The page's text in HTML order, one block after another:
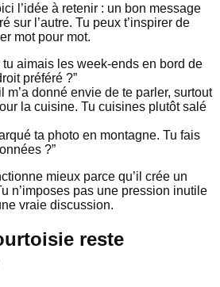
l’idée à retenir : un bon message
sur l’autre. Tu peux t’inspirer de
mot pour mot.
tu aimais les week-ends en bord de
préféré ?”
m’a donné envie de te parler, surtout
la cuisine. Tu cuisines plutôt salé
ta photo en montagne. Tu fais
?”
mieux parce qu’il crée un
n’imposes pas une pression inutile
vraie discussion.
reste